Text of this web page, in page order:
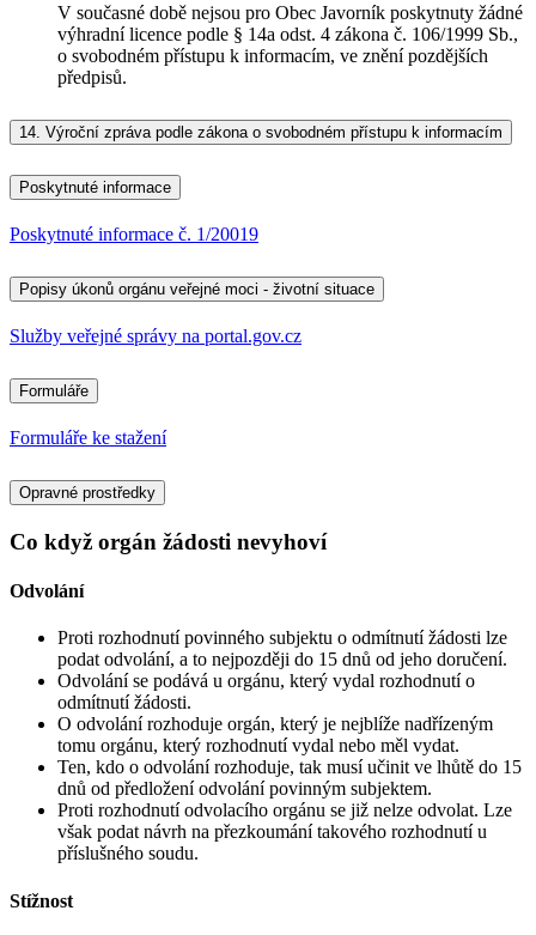
V současné době nejsou pro Obec Javorník poskytnuty žádné
výhradní licence podle § 14a odst. 4 zákona č. 106/1999 Sb.,
o svobodném přístupu k informacím, ve znění pozdějších
předpisů.
14. Výroční zpráva podle zákona o svobodném přístupu k informacím
Poskytnuté informace
Poskytnuté informace č. 1/20019
Popisy úkonů orgánu veřejné moci - životní situace
Služby veřejné správy na portal.gov.cz
Formuláře
Formuláře ke stažení
Opravné prostředky
Co když orgán žádosti nevyhoví
Odvolání
Proti rozhodnutí povinného subjektu o odmítnutí žádosti lze
podat odvolání, a to nejpozději do 15 dnů od jeho doručení.
Odvolání se podává u orgánu, který vydal rozhodnutí o
odmítnutí žádosti.
O odvolání rozhoduje orgán, který je nejblíže nadřízeným
tomu orgánu, který rozhodnutí vydal nebo měl vydat.
Ten, kdo o odvolání rozhoduje, tak musí učinit ve lhůtě do 15
dnů od předložení odvolání povinným subjektem.
Proti rozhodnutí odvolacího orgánu se již nelze odvolat. Lze
však podat návrh na přezkoumání takového rozhodnutí u
příslušného soudu.
Stížnost